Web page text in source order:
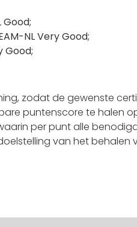
NL Very Good;
Good;
zodat de gewenste
puntenscore te halen
per punt alle
van het behalen